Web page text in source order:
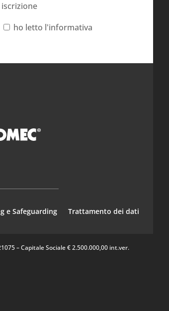
iscrizione
ho letto l'informativa
e Safeguarding Trattamento dei dati
– Capitale Sociale € 2.500.000,00 int.ver.